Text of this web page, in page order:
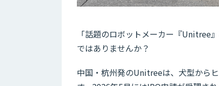
「話題のロボットメーカー『Unitree
ではありませんか？
中国・杭州発のUnitreeは、犬型から